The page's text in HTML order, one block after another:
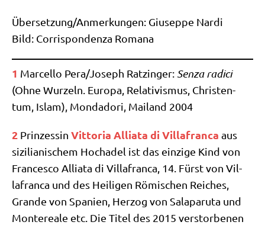
Übersetzung/​Anmerkungen: Giu­sep­pe Nar­di
Bild: Cor­ri­spon­den­za Romana
1 Mar­cel­lo Pera/​Joseph Ratz­in­ger: Sen­za radi­ci
(Ohne Wur­zeln. Euro­pa, Rela­ti­vis­mus, Chri­sten­
tum, Islam), Mond­ado­ri, Mai­land 2004
2 Prin­zes­sin Vitto­ria Allia­ta di Vil­lafran­ca aus
sizi­lia­ni­schem Hoch­adel ist das ein­zi­ge Kind von
Fran­ces­co Allia­ta di Vil­lafran­ca, 14. Fürst von Vil­
lafran­ca und des Hei­li­gen Römi­schen Rei­ches,
Gran­de von Spa­ni­en, Her­zog von Salapa­ru­ta und
Mon­te­rea­le etc. Die Titel des 2015 ver­stor­be­nen